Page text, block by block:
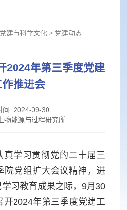
党建与科学文化 > 党建动态
2024年第三季度党建
作推进会
间: 2024-09-30
物能源与过程研究所
真学习贯彻党的二十届三
院党组扩大会议精神，进
习教育成果之际，9月30
开2024年第三季度党建工